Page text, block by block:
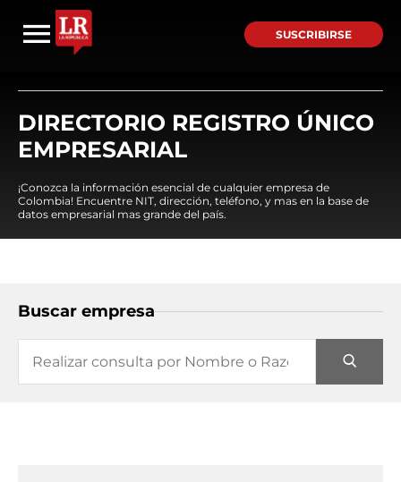
SUSCRIBIRSE
DIRECTORIO REGISTRO ÚNICO
EMPRESARIAL
¡Conozca la información esencial de cualquier empresa de
Colombia! Encuentre NIT, dirección, teléfono, y mas en la base de
datos empresarial mas grande del país.
Buscar empresa